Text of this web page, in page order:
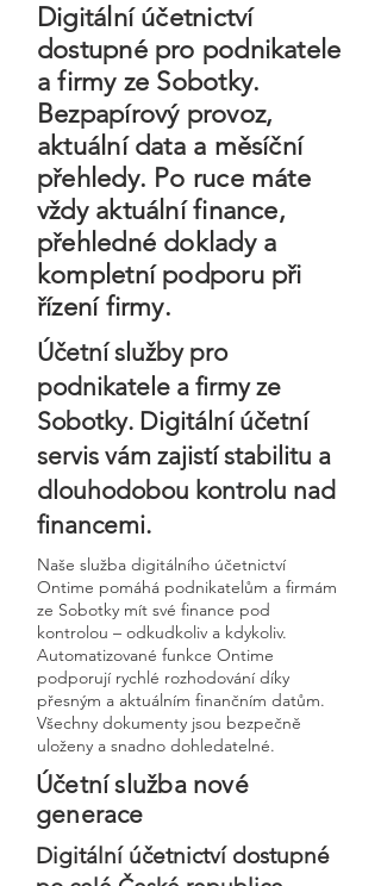
Digitální účetnictví
dostupné pro podnikatele
a firmy ze Sobotky.
Bezpapírový provoz,
aktuální data a měsíční
přehledy. Po ruce máte
vždy aktuální finance,
přehledné doklady a
kompletní podporu při
řízení firmy.
Účetní služby pro
podnikatele a firmy ze
Sobotky. Digitální účetní
servis vám zajistí stabilitu a
dlouhodobou kontrolu nad
financemi.
Naše služba digitálního účetnictví
Ontime pomáhá podnikatelům a firmám
ze Sobotky mít své finance pod
kontrolou – odkudkoliv a kdykoliv.
Automatizované funkce Ontime
podporují rychlé rozhodování díky
přesným a aktuálním finančním datům.
Všechny dokumenty jsou bezpečně
uloženy a snadno dohledatelné.
Účetní služba nové
generace
Digitální účetnictví dostupné